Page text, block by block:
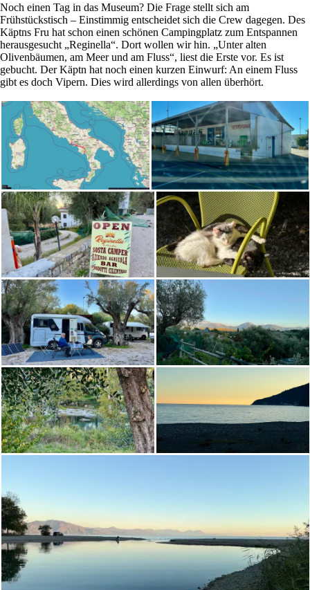
Noch einen Tag in das Museum? Die Frage stellt sich am
Frühstückstisch – Einstimmig entscheidet sich die Crew dagegen. Des
Käptns Fru hat schon einen schönen Campingplatz zum Entspannen
herausgesucht „Reginella“. Dort wollen wir hin. „Unter alten
Olivenbäumen, am Meer und am Fluss“, liest die Erste vor. Es ist
gebucht. Der Käptn hat noch einen kurzen Einwurf: An einem Fluss
gibt es doch Vipern. Dies wird allerdings von allen überhört.